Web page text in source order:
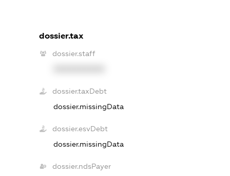
dossier.tax
dossier.staff
dossier.taxDebt
dossier.missingData
dossier.esvDebt
dossier.missingData
dossier.ndsPayer